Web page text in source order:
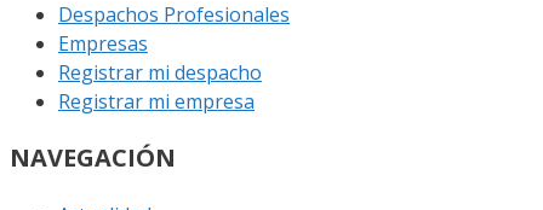
Despachos Profesionales
Empresas
Registrar mi despacho
Registrar mi empresa
NAVEGACIÓN